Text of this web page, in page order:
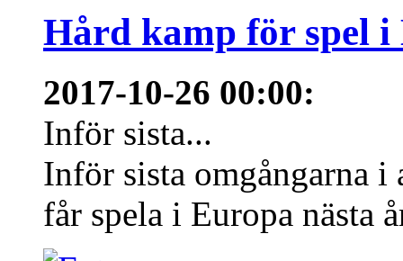
Hård kamp för spel i
2017-10-26 00:00:
Inför sista...
Inför sista omgångarna
får spela i Europa nästa